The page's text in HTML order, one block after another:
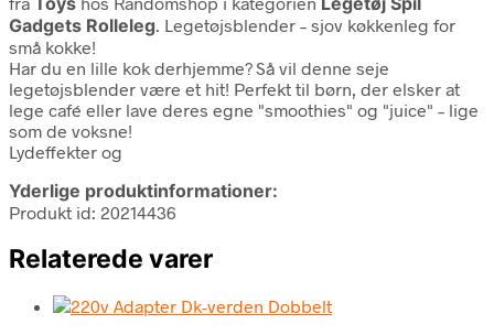
Gadgets Rolleleg. Legetøjsblender – sjov køkkenleg for
små kokke!
Har du en lille kok derhjemme? Så vil denne seje
legetøjsblender være et hit! Perfekt til børn, der elsker at
lege café eller lave deres egne "smoothies" og "juice" – lige
som de voksne!
Lydeffekter og
Yderlige produktinformationer:
Produkt id: 20214436
Relaterede varer